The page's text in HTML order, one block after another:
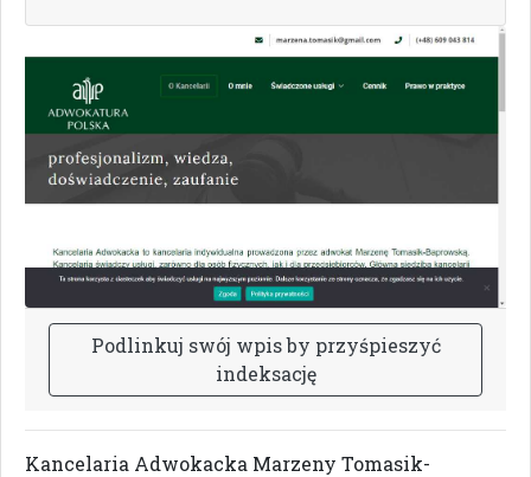
Podlinkuj swój wpisby przyśpieszyć
indeksację
Kancelaria Adwokacka Marzeny Tomasik-